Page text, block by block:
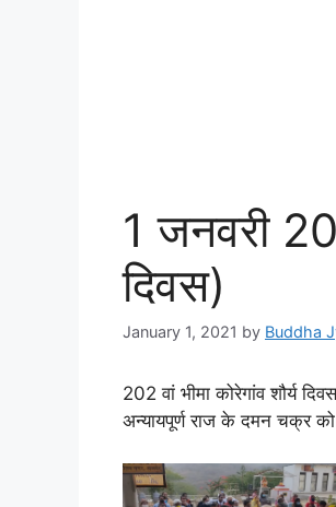
1 जनवरी
दिवस)
January 1, 2021 by Buddha
202 वां भीमा कोरेगांव शौर्य
अन्यायपूर्ण राज के दमन चक्र